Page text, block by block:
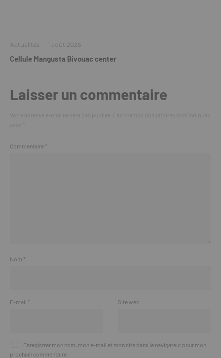
Actualités · 1 août 2026
Cellule Mangusta Bivouac center
Laisser un commentaire
Commentaire *
Nom *
E-mail * Site web
Enregistrer mon nom, mon e-mail et mon site dans le navigateur pour mon
prochain commentaire.